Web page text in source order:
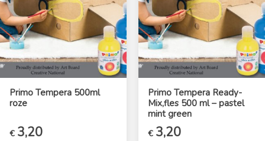
Primo Tempera 500ml
roze
€ 3,20
Primo Tempera Ready-
Mix,fles 500 ml – pastel
mint green
€ 3,20